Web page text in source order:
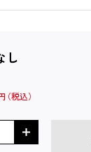
し